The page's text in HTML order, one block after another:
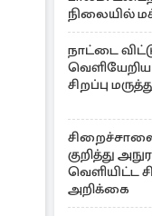
நிலையில்
போராட்டம்
நாட்டை
வெளியேறிய
சிறப்பு
குறித்து அநுர
வெளியிட்ட
அறிக்கை